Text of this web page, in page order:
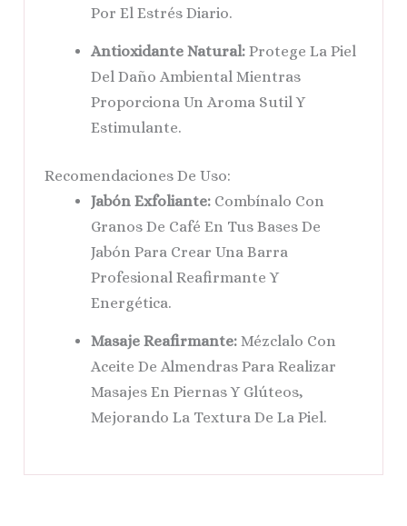
Por El Estrés Diario.
Antioxidante Natural: Protege La Piel
Del Daño Ambiental Mientras
Proporciona Un Aroma Sutil Y
Estimulante.
Recomendaciones De Uso:
Jabón Exfoliante: Combínalo Con
Granos De Café En Tus Bases De
Jabón Para Crear Una Barra
Profesional Reafirmante Y
Energética.
Masaje Reafirmante: Mézclalo Con
Aceite De Almendras Para Realizar
Masajes En Piernas Y Glúteos,
Mejorando La Textura De La Piel.